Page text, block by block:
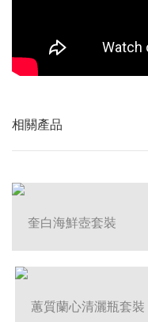
相關產品
奎白海鮮壺套裝
蕙質蘭心清灑瓶套裝